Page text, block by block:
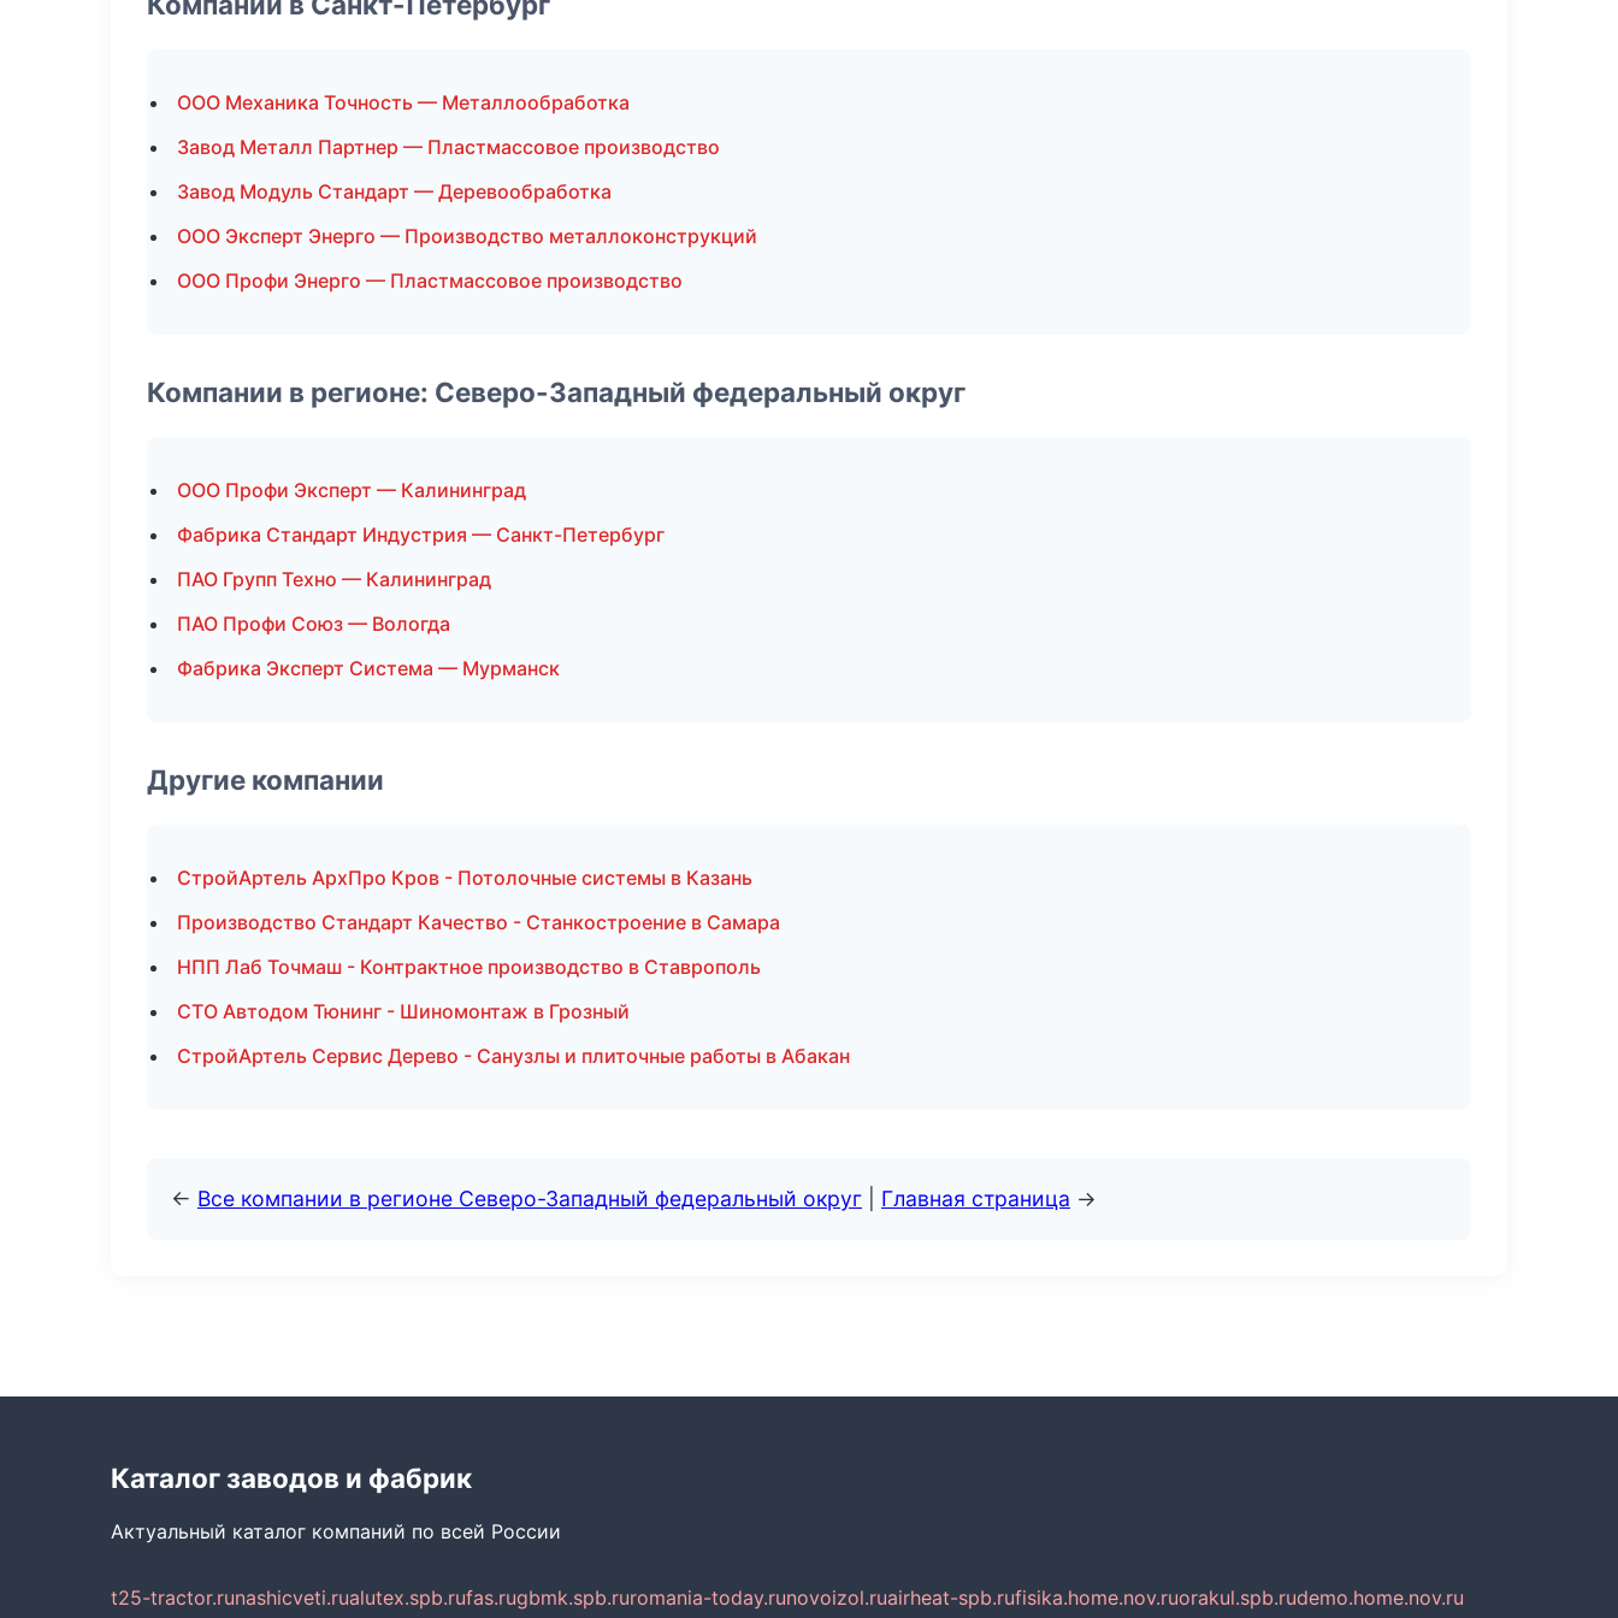
ООО Механика Точность — Металлообработка
Завод Металл Партнер — Пластмассовое производство
Завод Модуль Стандарт — Деревообработка
ООО Эксперт Энерго — Производство металлоконструкций
ООО Профи Энерго — Пластмассовое производство
Компании в регионе: Северо-Западный федеральный округ
ООО Профи Эксперт — Калининград
Фабрика Стандарт Индустрия — Санкт-Петербург
ПАО Групп Техно — Калининград
ПАО Профи Союз — Вологда
Фабрика Эксперт Система — Мурманск
Другие компании
СтройАртель АрхПро Кров - Потолочные системы в Казань
Производство Стандарт Качество - Станкостроение в Самара
НПП Лаб Точмаш - Контрактное производство в Ставрополь
СТО Автодом Тюнинг - Шиномонтаж в Грозный
СтройАртель Сервис Дерево - Санузлы и плиточные работы в Абакан
← Все компании в регионе Северо-Западный федеральный округ Главная страница →
Каталог заводов и фабрик
Актуальный каталог компаний по всей России
t25-tractor.runashicveti.rualutex.spb.rufas.rugbmk.spb.ruromania-today.runovoizol.ruairheat-spb.rufisika.home.nov.ruorakul.spb.rudemo.home.nov.ru